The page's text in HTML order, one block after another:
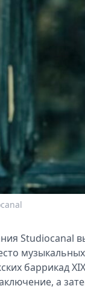
Studiocanal
баррикад
а